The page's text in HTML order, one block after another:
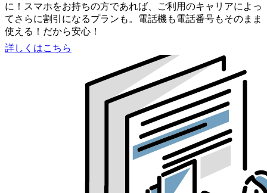
に！スマホをお持ちの方であれば、ご利用のキャリアによっ
てさらに割引になるプランも。電話機も電話番号もそのまま
使える！だから安心！
詳しくはこちら